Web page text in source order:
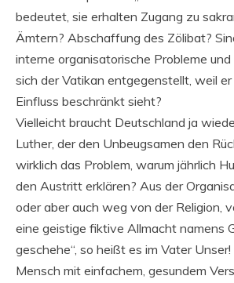
bedeutet, sie erhalten Zugang zu
Ämtern? Abschaffung des Zölibat?
interne organisatorische Probleme und
sich der Vatikan entgegenstellt, weil
Einfluss beschränkt sieht?
Vielleicht braucht Deutschland ja
Luther, der den Unbeugsamen den
wirklich das Problem, warum jährlich
den Austritt erklären? Aus der
oder aber auch weg von der Religion,
eine geistige fiktive Allmacht namens
geschehe“, so heißt es im Vater
Mensch mit einfachem, gesundem